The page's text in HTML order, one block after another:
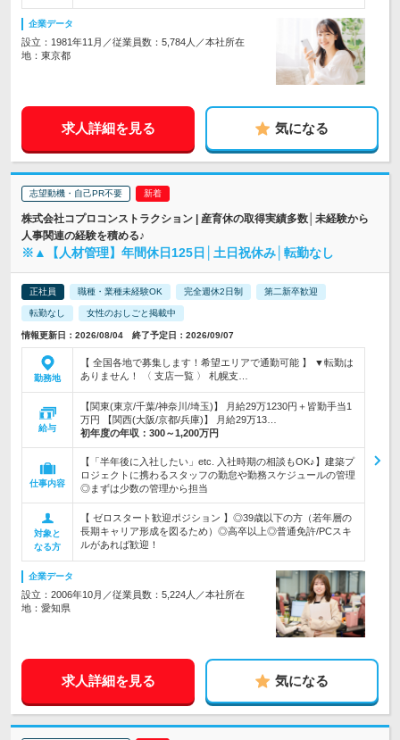
企業データ
設立：1981年11月／従業員数：5,784人／本社所在
地：東京都
求人詳細を見る 気になる
志望動機・自己PR不要
株式会社コプロコンストラクション | 産育休の取得実績多数│未経験から
人事関連の経験を積める♪
※▲【人材管理】年間休日125日│土日祝休み│転勤なし
正社員 職種・業種未経験OK 完全週休2日制 第二新卒歓迎
転勤なし 女性のおしごと掲載中
情報更新日：2026/08/04 終了予定日：2026/09/07
勤務地
【 全国各地で募集します！希望エリアで通勤可能 】 ▼転勤は
ありません！ 〈 支店一覧 〉 札幌支…
給与
【関東(東京/千葉/神奈川/埼玉)】 月給29万1230円＋皆勤手当1
万円 【関西(大阪/京都/兵庫)】 月給29万13…
初年度の年収： 300～1,200万円
仕事内容
【「半年後に入社したい」etc. 入社時期の相談もOK♪】建築プ
ロジェクトに携わるスタッフの勤怠や勤務スケジュールの管理
◎まずは少数の管理から担当
対象と
なる方
【 ゼロスタート歓迎ポジション 】◎39歳以下の方（若年層の
長期キャリア形成を図るため）◎高卒以上◎普通免許/PCスキ
ルがあれば歓迎！
企業データ
設立：2006年10月／従業員数：5,224人／本社所在
地：愛知県
求人詳細を見る 気になる